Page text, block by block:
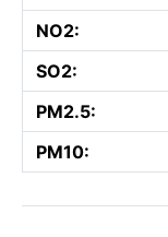
NO2:
SO2:
PM2.5:
PM10: